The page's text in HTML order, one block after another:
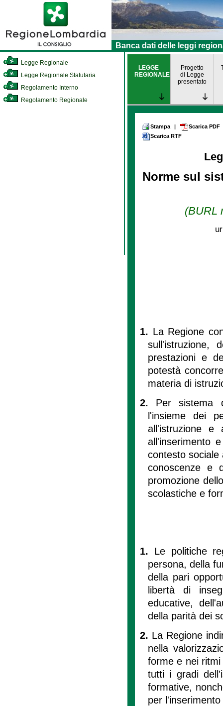
Banca dati delle leggi
Legge Regionale
Legge Regionale Statutaria
Regolamento Interno
Regolamento Regionale
LEGGE
REGIONALE
Progetto
di Legge
presentato
Stampa |
Scarica PDF
Scarica RTF
Norme sul
(BURL
1. La Regione
sull'istruzione,
prestazioni e
potestà
materia di
2. Per sistema
l'insieme dei
all'istruzione e
all'inserimento
contesto sociale
conoscenze e
promozione
scolastiche e
1. Le politiche
persona, della
della pari
libertà di
educative,
della parità dei
2. La Regione
nella
forme e nei
tutti i gradi
formative,
per